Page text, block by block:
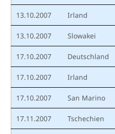
13.10.2007 Irland
13.10.2007 Slowakei
17.10.2007 Deutschland
17.10.2007 Irland
17.10.2007 San Marino
17.11.2007 Tschechien